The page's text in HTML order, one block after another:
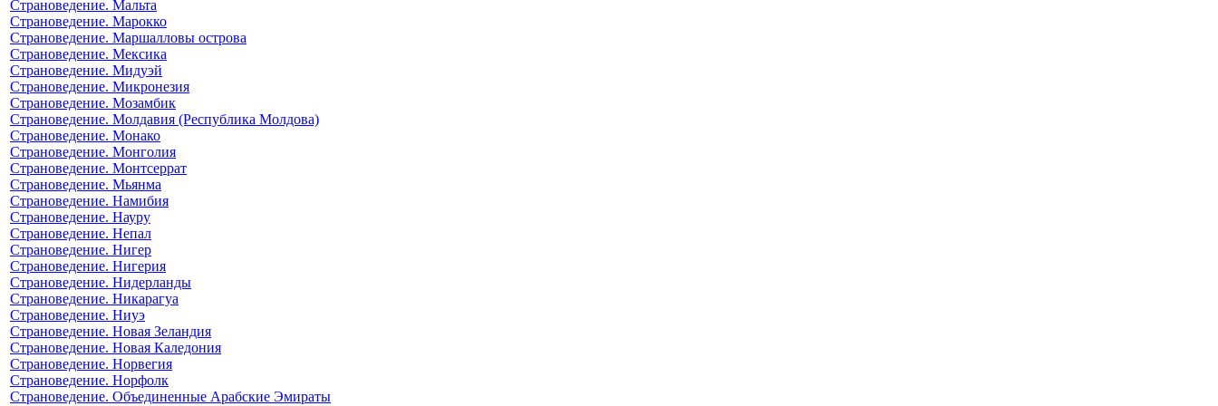
Страноведение. Мальта
Страноведение. Марокко
Страноведение. Маршалловы острова
Страноведение. Мексика
Страноведение. Мидуэй
Страноведение. Микронезия
Страноведение. Мозамбик
Страноведение. Молдавия (Республика Молдова)
Страноведение. Монако
Страноведение. Монголия
Страноведение. Монтсеррат
Страноведение. Мьянма
Страноведение. Намибия
Страноведение. Науру
Страноведение. Непал
Страноведение. Нигер
Страноведение. Нигерия
Страноведение. Нидерланды
Страноведение. Никарагуа
Страноведение. Ниуэ
Страноведение. Новая Зеландия
Страноведение. Новая Каледония
Страноведение. Норвегия
Страноведение. Норфолк
Страноведение. Объединенные Арабские Эмираты